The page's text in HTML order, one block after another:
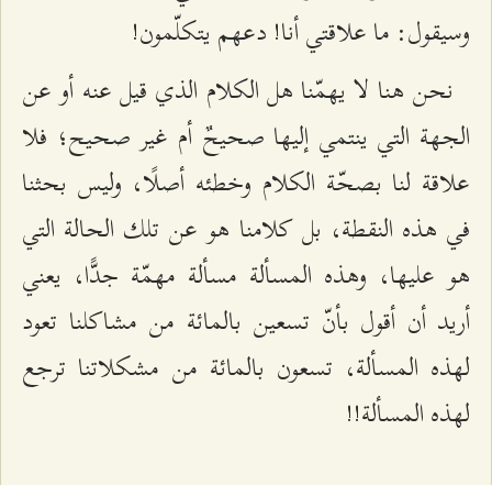
وسيقول: ما علاقتي أنا! دعهم يتكلّمون!
نحن هنا لا يهمّنا هل الكلام الذي قيل عنه أو عن
الجهة التي ينتمي إليها صحيحٌ أم غير صحيح؛ فلا
علاقة لنا بصحّة الكلام وخطئه أصلًا، وليس بحثنا
في هذه النقطة، بل كلامنا هو عن تلك الحالة التي
هو عليها، وهذه المسألة مسألة مهمّة جدًّا، يعني
أريد أن أقول بأنّ تسعين بالمائة من مشاكلنا تعود
لهذه المسألة، تسعون بالمائة من مشكلاتنا ترجع
لهذه المسألة!!